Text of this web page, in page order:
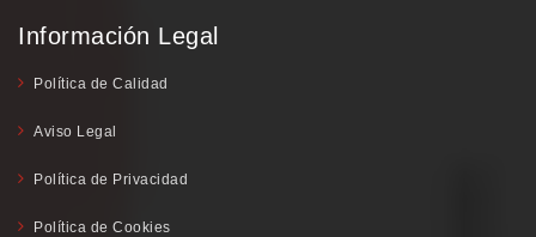
Información Legal
Política de Calidad
Aviso Legal
Política de Privacidad
Política de Cookies